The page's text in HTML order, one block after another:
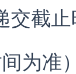
交截
为准